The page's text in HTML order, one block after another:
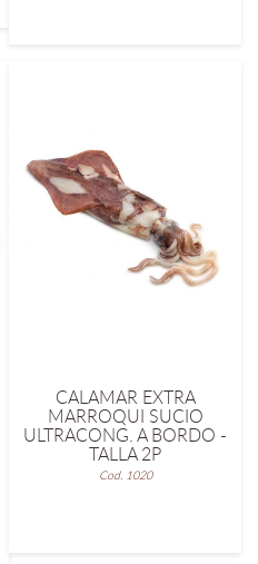
CALAMAR EXTRA
MARROQUI SUCIO
ULTRACONG. A BORDO -
TALLA 2P
Cod. 1020